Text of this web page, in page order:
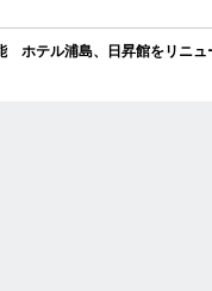
ホテル浦島、日昇館をリニュ